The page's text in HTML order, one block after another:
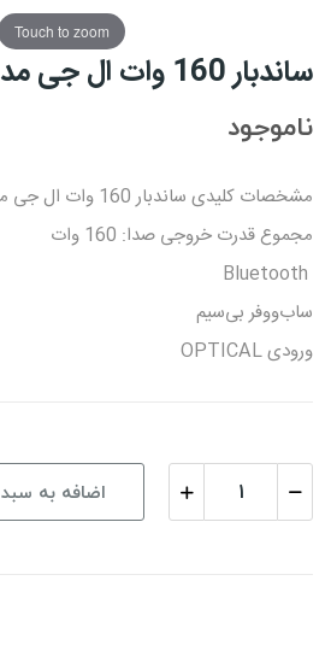
Touch to zoom
ساندبار 160 وات ال جی مدل SQC1
ناموجود
مشخصات کلیدی ساندبار 160 وات ال جی مدل SQC1 :
مجموع قدرت خروجی صدا: 160 وات
ساب‌ووفر بی‌سیم
ورودی OPTICAL
اضافه به سبد